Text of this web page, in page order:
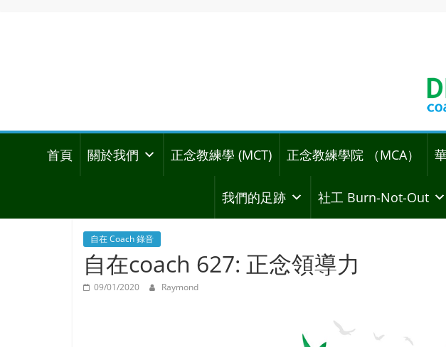
首頁 關於我們 正念教練學 (MCT) 正念教練學院 （MCA）
我們的足跡 社工 Burn-Not-Out
自在 Coach 錄音
自在coach 627: 正念領導力
09/01/2020 Raymond